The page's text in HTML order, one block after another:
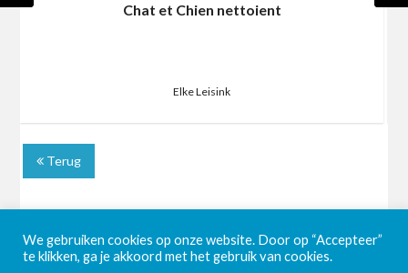
Chat et Chien nettoient
Elke Leisink
Terug
We gebruiken cookies op onze website. Door op “Accepteer”
te klikken, ga je akkoord met het gebruik van cookies.